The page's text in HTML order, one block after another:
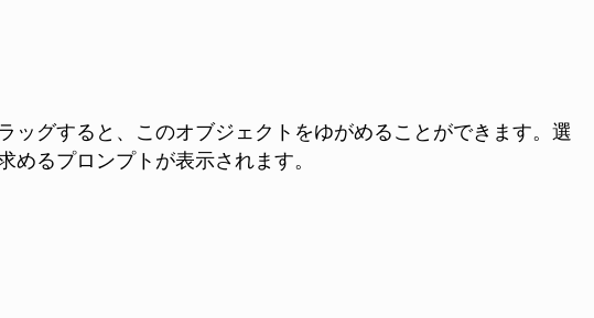
グすると、このオブジェクトをゆがめることができます。 選
るプロンプトが表示されます。